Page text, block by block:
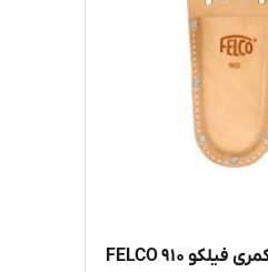
غلاف یا کیف کمری فیلکو FELCO 910